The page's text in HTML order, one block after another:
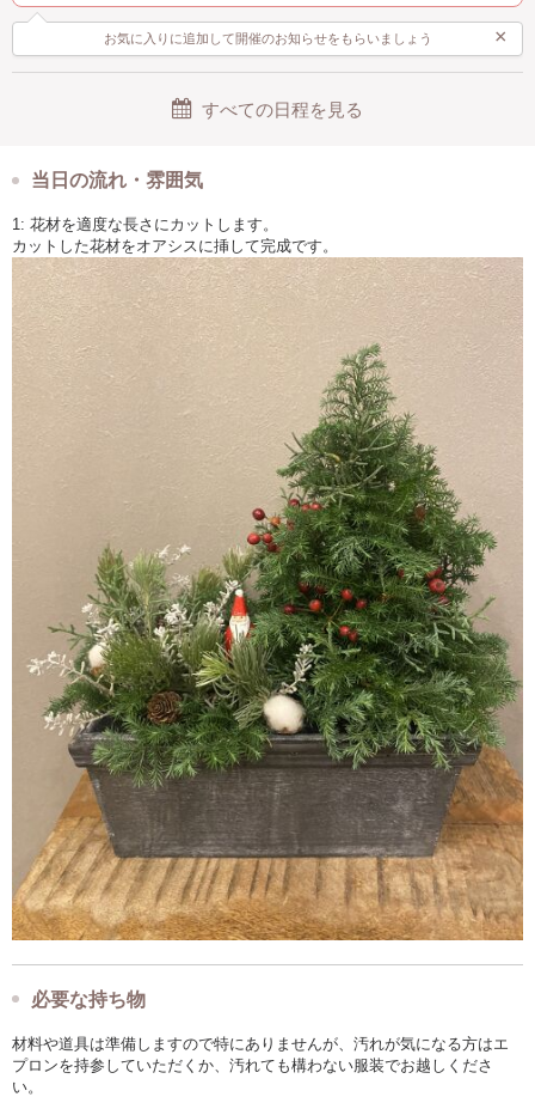
お気に入りに追加して開催のお知らせをもらいましょう ×
すべての日程を見る
当日の流れ・雰囲気
1: 花材を適度な長さにカットします。
カットした花材をオアシスに挿して完成です。
必要な持ち物
材料や道具は準備しますので特にありませんが、汚れが気になる方はエ
プロンを持参していただくか、汚れても構わない服装でお越しくださ
い。